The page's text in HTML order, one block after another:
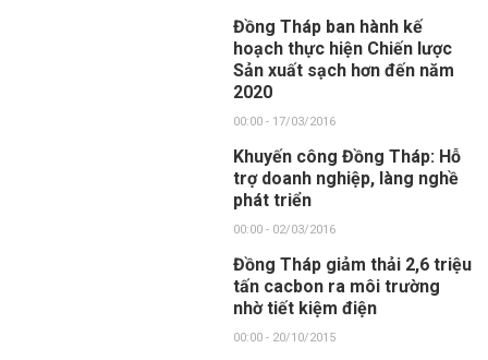
Đồng Tháp ban hành kế
hoạch thực hiện Chiến lược
Sản xuất sạch hơn đến năm
2020
00:00 - 17/03/2016
Khuyến công Đồng Tháp: Hỗ
trợ doanh nghiệp, làng nghề
phát triển
00:00 - 02/03/2016
Đồng Tháp giảm thải 2,6 triệu
tấn cacbon ra môi trường
nhờ tiết kiệm điện
00:00 - 20/10/2015